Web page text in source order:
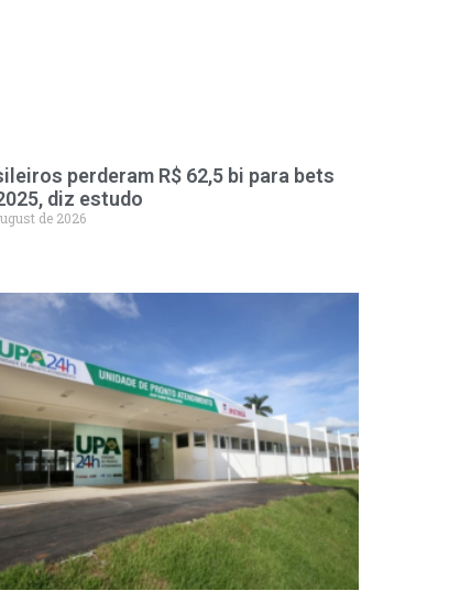
perderam R$ 62,5 bi para bets
diz estudo
de 2026